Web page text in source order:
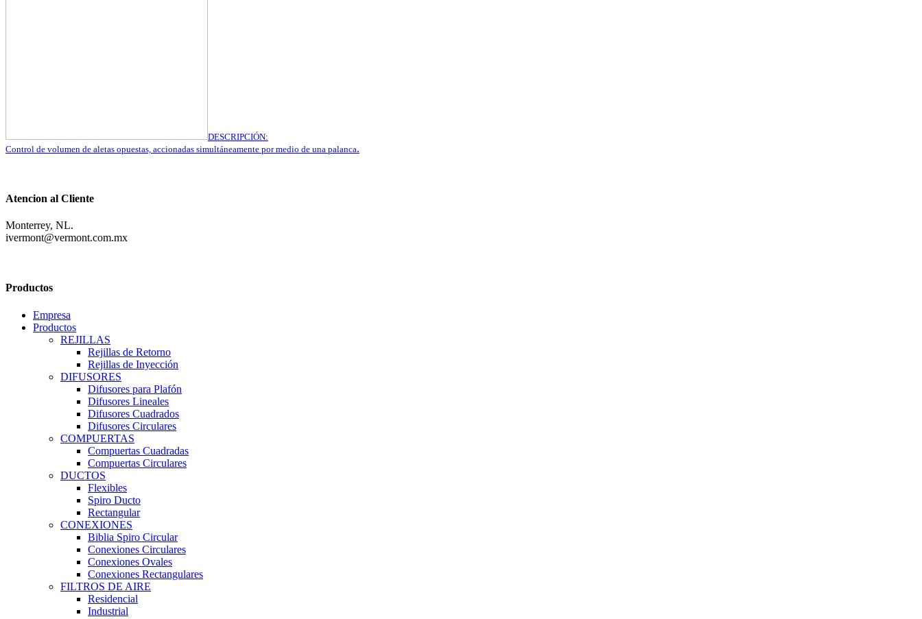
DESCRIPCIÓN:
Control de volumen de aletas opuestas, accionadas simultáneamente por medio de una palanca.
Atencion al Cliente
Monterrey, NL.
ivermont@vermont.com.mx
Productos
Empresa
Productos
REJILLAS
Rejillas de Retorno
Rejillas de Inyección
DIFUSORES
Difusores para Plafón
Difusores Lineales
Difusores Cuadrados
Difusores Circulares
COMPUERTAS
Compuertas Cuadradas
Compuertas Circulares
DUCTOS
Flexibles
Spiro Ducto
Rectangular
CONEXIONES
Biblia Spiro Circular
Conexiones Circulares
Conexiones Ovales
Conexiones Rectangulares
FILTROS DE AIRE
Residencial
Industrial